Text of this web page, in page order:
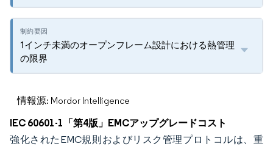
1インチ未満のオープンフレーム設計における熱管理
の限界
情報源: Mordor Intelligence
IEC 60601-1「第4版」EMCアップグレードコスト
強化されたEMC規則およびリスク管理プロトコルは、重